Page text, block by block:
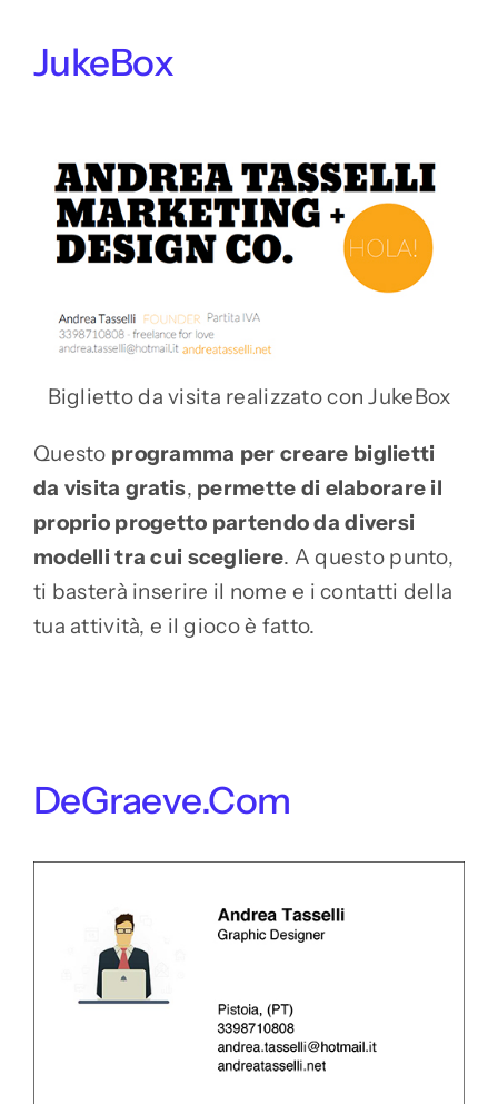
JukeBox
Biglietto da visita realizzato con JukeBox
Questo programma per creare biglietti
da visita gratis, permette di elaborare il
proprio progetto partendo da diversi
modelli tra cui scegliere. A questo punto,
ti basterà inserire il nome e i contatti della
tua attività, e il gioco è fatto.
DeGraeve.com